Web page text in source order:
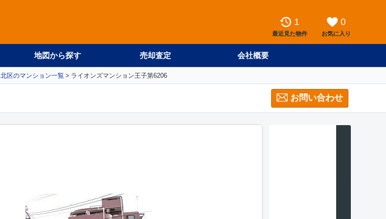
1
最近見た物件
0
お気に入り
地図から探す 売却査定 会社概要
北区のマンション一覧 ライオンズマンション王子第6206
お問い合わせ